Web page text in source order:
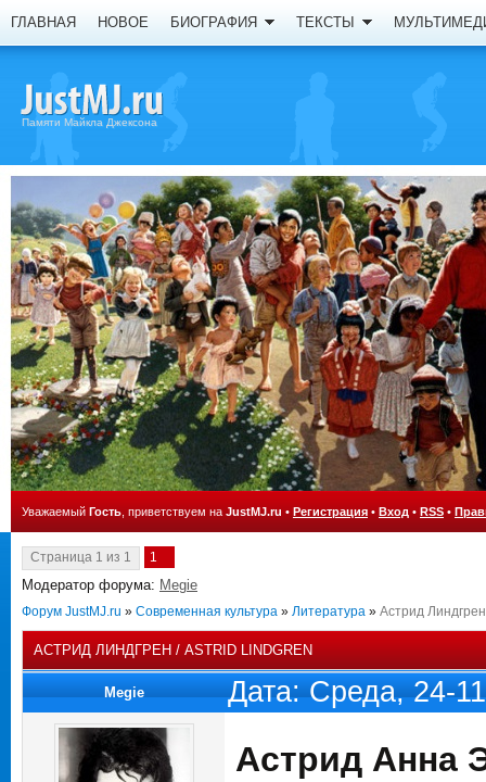
ГЛАВНАЯ НОВОЕ БИОГРАФИЯ ТЕКСТЫ
Памяти Майкла Джексона
Уважаемый Гость , приветствуем на JustMJ.ru • Регистрация • Вход • RSS •
Страница 1 из 1 1
Модератор форума: Megie
Форум JustMJ.ru » Современная культура » Литература » Астрид
АСТРИД ЛИНДГРЕН / ASTRID LINDGREN
Megie Дата: Среда, 24-
Астрид Анна